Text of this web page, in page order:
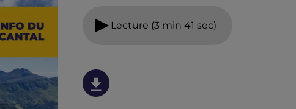
Lecture (3 min 41 sec)